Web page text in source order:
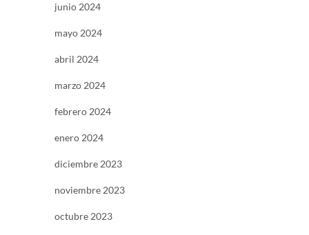
junio 2024
mayo 2024
abril 2024
marzo 2024
febrero 2024
enero 2024
diciembre 2023
noviembre 2023
octubre 2023